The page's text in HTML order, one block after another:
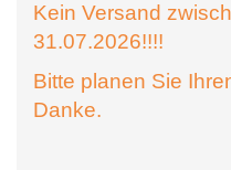
Kein Versand
31.07.2026!!!!
Bitte planen Sie
Danke.